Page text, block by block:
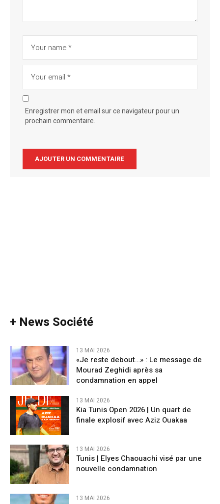
Enregistrer mon et email sur ce navigateur pour un
prochain commentaire.
+ News Société
13 MAI 2026
«Je reste debout…» : Le message de
Mourad Zeghidi après sa
condamnation en appel
13 MAI 2026
Kia Tunis Open 2026 | Un quart de
finale explosif avec Aziz Ouakaa
13 MAI 2026
Tunis | Elyes Chaouachi visé par une
nouvelle condamnation
13 MAI 2026